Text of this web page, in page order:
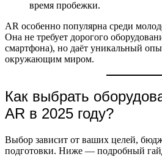
время пробежки.
AR особенно популярна среди
Она не требует дорогого
смартфона), но даёт уникальный
окружающим миром.
Как выбрать
AR в 2025 году?
Выбор зависит от ваших целей,
подготовки. Ниже — подробный